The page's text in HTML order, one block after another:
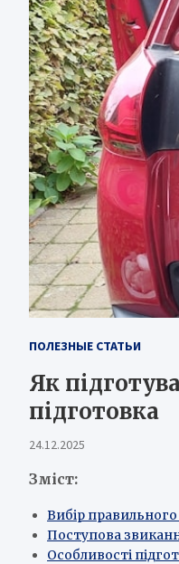
ПОЛЕЗНЫЕ СТАТЬИ
Як
підготовка
24.12.2025
Зміст:
Вибір
Поступова
Особливості